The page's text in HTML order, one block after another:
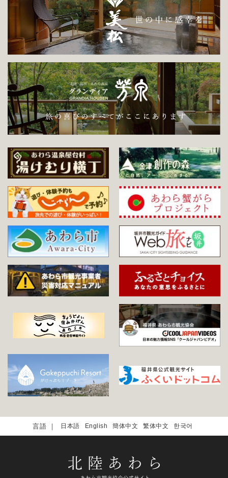
日本語 English 簡体中文 繁体中文 한국어